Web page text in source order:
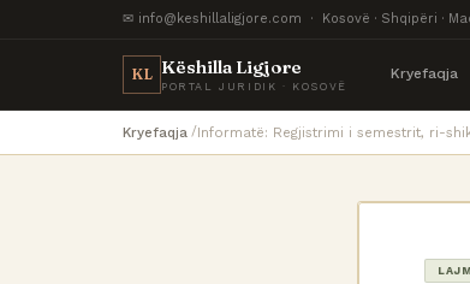
✉ info@keshillaligjore.com · Kosovë · Shqipëri ·
KL Këshilla Ligjore
PORTAL JURIDIK · KOSOVË
Kryefaqja
Kryefaqja Informatë: Regjistrimi i semestrit, ri-